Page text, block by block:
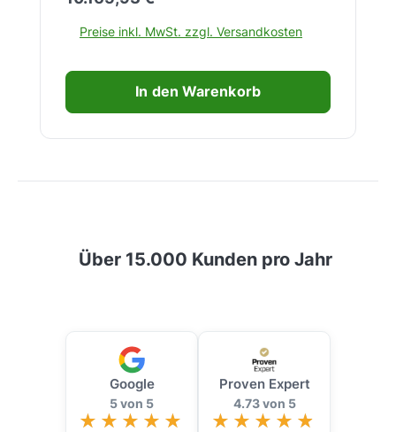
Preise inkl. MwSt. zzgl. Versandkosten
In den Warenkorb
Über 15.000 Kunden pro Jahr
Google
5 von 5
Proven Expert
4.73 von 5